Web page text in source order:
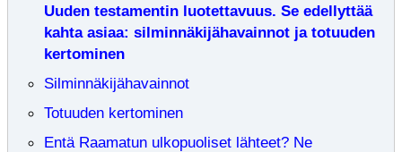
Uuden testamentin luotettavuus. Se edellyttää
kahta asiaa: silminnäkijähavainnot ja totuuden
kertominen
Silminnäkijähavainnot
Totuuden kertominen
Entä Raamatun ulkopuoliset lähteet? Ne